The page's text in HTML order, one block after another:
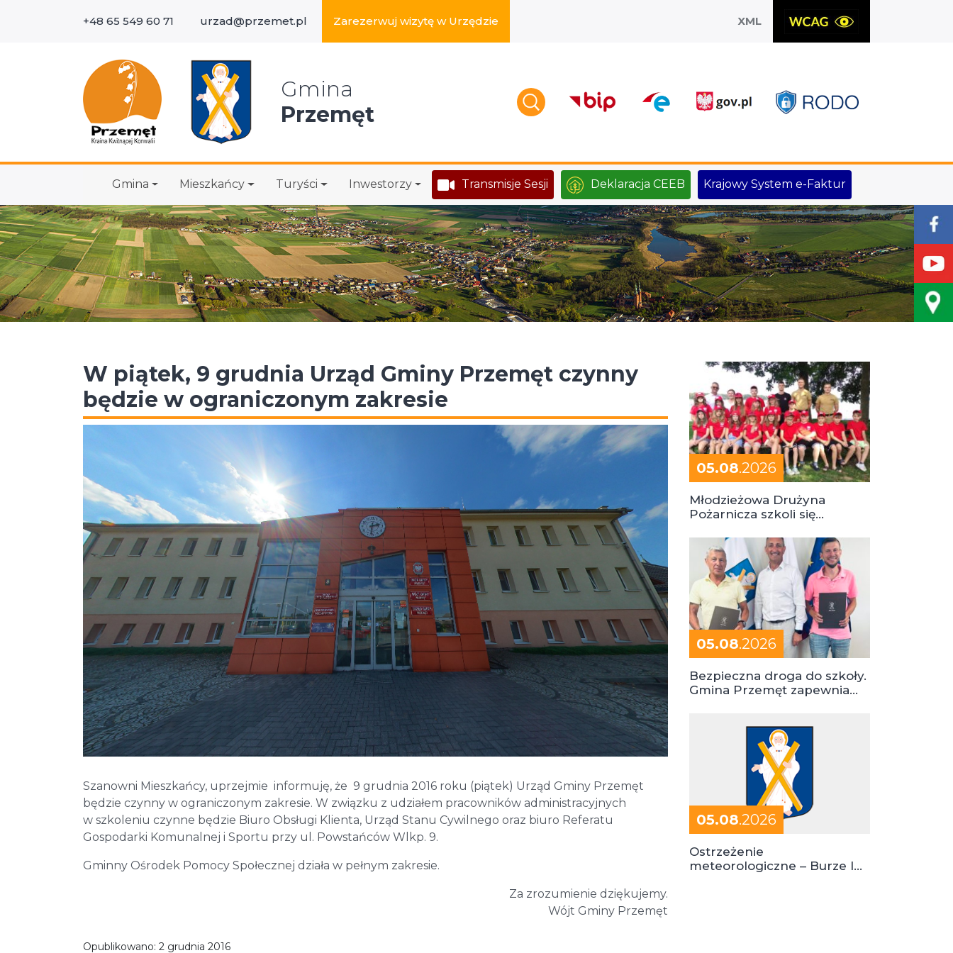
+48 65 549 60 71 urzad@przemet.pl Zarezerwuj wizytę w Urzędzie XML
Gmina
Przemęt
Gmina Mieszkańcy Turyści Inwestorzy Transmisje Sesji Deklaracja CEEB Krajowy System e-Faktur
W piątek, 9 grudnia Urząd Gminy Przemęt czynny
będzie w ograniczonym zakresie
Szanowni Mieszkańcy, uprzejmie informuję, że 9 grudnia 2016 roku (piątek) Urząd Gminy Przemęt
będzie czynny w ograniczonym zakresie. W związku z udziałem pracowników administracyjnych
w szkoleniu czynne będzie Biuro Obsługi Klienta, Urząd Stanu Cywilnego oraz biuro Referatu
Gospodarki Komunalnej i Sportu przy ul. Powstańców Wlkp. 9.
Gminny Ośrodek Pomocy Społecznej działa w pełnym zakresie.
Za zrozumienie dziękujemy.
Wójt Gminy Przemęt
Opublikowano: 2 grudnia 2016
05.08.2026
Młodzieżowa Drużyna
Pożarnicza szkoli się
05.08.2026
Bezpieczna droga do szkoły.
Gmina Przemęt zapewnia
05.08.2026
Ostrzeżenie
meteorologiczne – Burze I
Wyszukaj w serwisie